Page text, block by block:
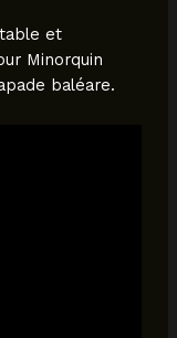
et
Minorquin
baléare.